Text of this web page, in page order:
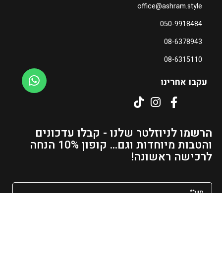
עקבו אחרינו
הרשמו לניוזלטר שלנו - קבלו עדכונים
והטבות מיוחדות וגם... קופון 10% הנחה
לרכישה ראשונה!
office@ashram.style
050-9918484
08-6378943
08-6315110